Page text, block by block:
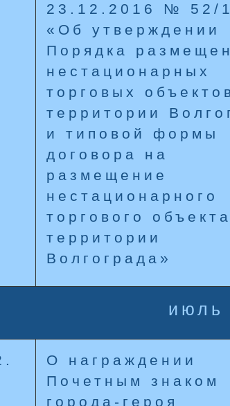
23.12.2016 № 52/
«Об утверждении
Порядка
нестационарных
торговых
территории
и типовой формы
договора на
размещение
нестационарного
торгового
территории
Волгограда»
июль
О награждении
Почетным знаком
города-героя